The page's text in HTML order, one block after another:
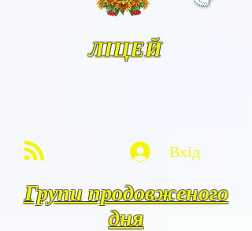
ЛІЦЕЙ
Вхід
Групи продовженого
дня